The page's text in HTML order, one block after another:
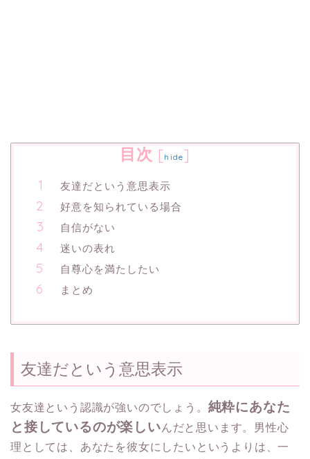
目次 [hide]
友達だという意思表示
好意を知られている場合
自信がない
迷いの表れ
自尊心を満たしたい
まとめ
友達だという意思表示
女友達という認識が強いのでしょう。 純粋にあなた
と接しているのが楽しいんだと思います。 男性心
理としては、あなたを彼女にしたいというよりは、一